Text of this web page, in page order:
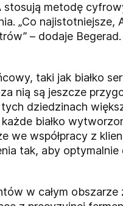
stosują metodę
„Co
– dodaje
taki jak białko
nią są jeszcze
tych dziedzinach
białko
we współpracy z
tak, aby
w całym